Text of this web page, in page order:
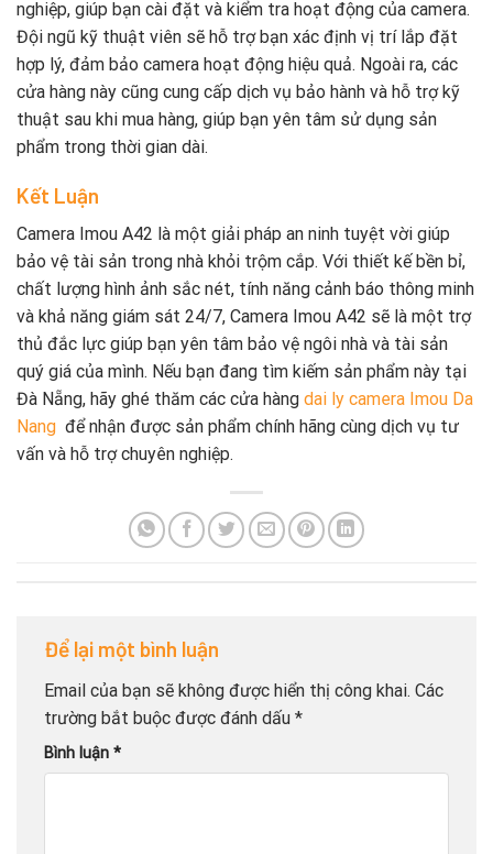
nghiệp, giúp bạn cài đặt và kiểm tra hoạt động của camera.
Đội ngũ kỹ thuật viên sẽ hỗ trợ bạn xác định vị trí lắp đặt
hợp lý, đảm bảo camera hoạt động hiệu quả. Ngoài ra, các
cửa hàng này cũng cung cấp dịch vụ bảo hành và hỗ trợ kỹ
thuật sau khi mua hàng, giúp bạn yên tâm sử dụng sản
phẩm trong thời gian dài.
Kết Luận
Camera Imou A42 là một giải pháp an ninh tuyệt vời giúp
bảo vệ tài sản trong nhà khỏi trộm cắp. Với thiết kế bền bỉ,
chất lượng hình ảnh sắc nét, tính năng cảnh báo thông minh
và khả năng giám sát 24/7, Camera Imou A42 sẽ là một trợ
thủ đắc lực giúp bạn yên tâm bảo vệ ngôi nhà và tài sản
quý giá của mình. Nếu bạn đang tìm kiếm sản phẩm này tại
Đà Nẵng, hãy ghé thăm các cửa hàng dai ly camera Imou Da
Nang để nhận được sản phẩm chính hãng cùng dịch vụ tư
vấn và hỗ trợ chuyên nghiệp.
Để lại một bình luận
Email của bạn sẽ không được hiển thị công khai. Các
trường bắt buộc được đánh dấu *
Bình luận *